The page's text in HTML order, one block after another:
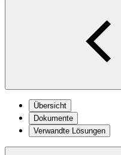
Übersicht
Dokumente
Verwandte Lösungen